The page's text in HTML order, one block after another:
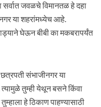
सर्वात जवळचे विमानतळ हे दहा
या शहरांमध्येच आहे.
घेऊन बीबी का मकबरापर्यंत
संभाजीनगर या
तुम्ही येथून बसने किंवा
हे ठिकाण पाहण्यासाठी